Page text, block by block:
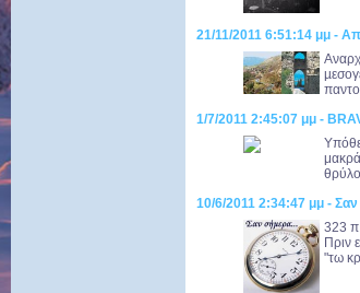
21/11/2011 6:51:14 μμ -
1/7/2011 2:45:07 μμ -
10/6/2011 2:34:47 μμ -
323
Πριν
"τω